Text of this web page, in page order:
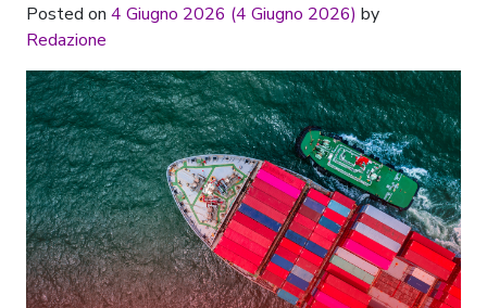
Posted on 4 Giugno 2026 (4 Giugno 2026) by
Redazione